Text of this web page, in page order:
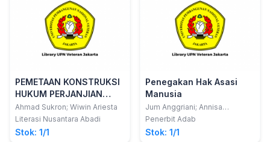
PEMETAAN KONSTRUKSI
HUKUM PERJANJIAN
ANTARA NASABAH BANK
KONVENSIONAL VS BANK
SYARI'AH
Ahmad Sukron; Wiwin Ariesta
Literasi Nusantara Abadi
Stok: 1/1
Penegakan Hak Asasi
Manusia
Jum Anggriani; Annisa
Nurjannah Irawan
Penerbit Adab
Stok: 1/1